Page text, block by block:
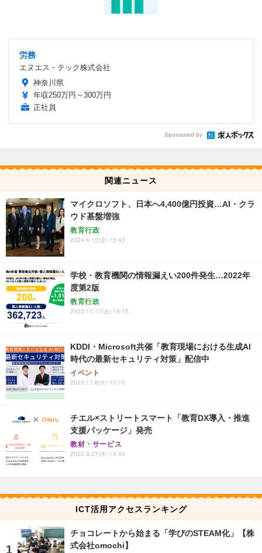
労務
エヌエス・テック株式会社
神奈川県
年収250万円～300万円
正社員
Sponsored by
関連ニュース
マイクロソフト、日本へ4,400億円投資…AI・クラ
ウド基盤増強
教育行政
2024.4.12(金) 15:45
学校・教育機関の情報漏えい200件発生…2022年
度第2版
教育行政
2023.11.17(金) 18:15
KDDI・Microsoft共催「教育現場における生成AI
時代の最新セキュリティ対策」配信中
イベント
2023.11.8(水) 10:15
チエル×ストリートスマート「教育DX導入・推進
支援パッケージ」発売
教材・サービス
2023.9.27(水) 13:45
ICT活用アクセスランキング
チョコレートから始まる「学びのSTEAM化」【株
式会社omochi】